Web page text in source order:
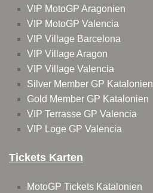
VIP MotoGP Aragonien
VIP MotoGP Valencia
VIP Village Barcelona
VIP Village Aragon
VIP Village Valencia
Silver Member GP Katalonien
Gold Member GP Katalonien
VIP Terrasse GP Valencia
VIP Loge GP Valencia
Tickets Karten
MotoGP Tickets Katalonien